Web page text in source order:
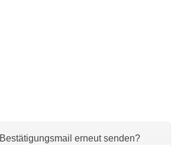
Bestätigungsmail erneut senden?